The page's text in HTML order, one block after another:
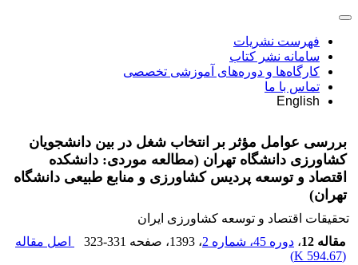
فهرست نشریات
سامانه نشر کتاب
کارگاه‌ها و دوره‌های آموزشی تخصصی
تماس با ما
English
بررسی عوامل مؤثر بر انتخاب ‌شغل در بین دانشجویان
کشاورزی دانشگاه تهران (مطالعه موردی: دانشکده
اقتصاد و توسعه پردیس کشاورزی و منابع طبیعی دانشگاه
تهران)
تحقیقات اقتصاد و توسعه کشاورزی ایران
مقاله 12
، دوره 45، شماره 2 ، 1393 ، صفحه 323-331
اصل مقاله
(
594.67 K
)